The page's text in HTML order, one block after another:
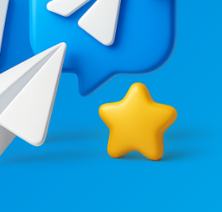
Ціна реклами
1/24 290 ₴